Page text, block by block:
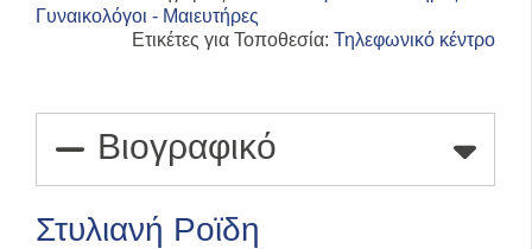
Γυναικολόγοι - Μαιευτήρες
Ετικέτες για Τοποθεσία: Τηλεφωνικό κέντρο
Βιογραφικό
Στυλιανή Ροϊδη